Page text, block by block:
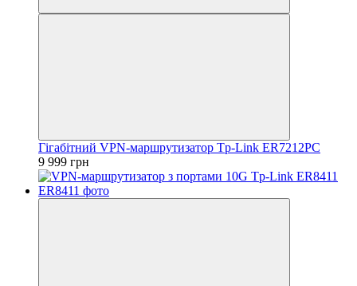
Гігабітний VРN-маршрутизатор Tp-Link ER7212PC
9 999 грн